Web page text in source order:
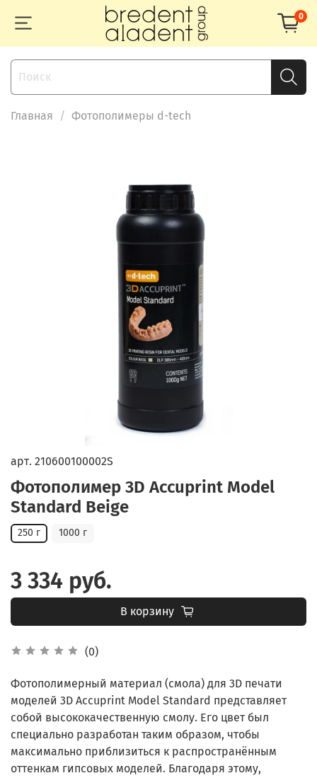
0
Главная Фотополимеры d-tech
арт. 210600100002S
Фотополимер 3D Accuprint Model
Standard Beige
(0)
250 г 1000 г
3 334 руб.
В корзину
Фотополимерный материал (смола) для 3D печати
моделей 3D Accuprint Model Standard представляет
собой высококачественную смолу. Его цвет был
специально разработан таким образом, чтобы
максимально приблизиться к распространённым
оттенкам гипсовых моделей. Благодаря этому,